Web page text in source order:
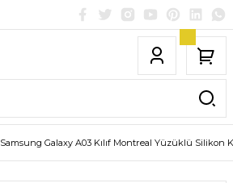
Samsung Galaxy A03 Kılıf Montreal Yüzüklü Silikon